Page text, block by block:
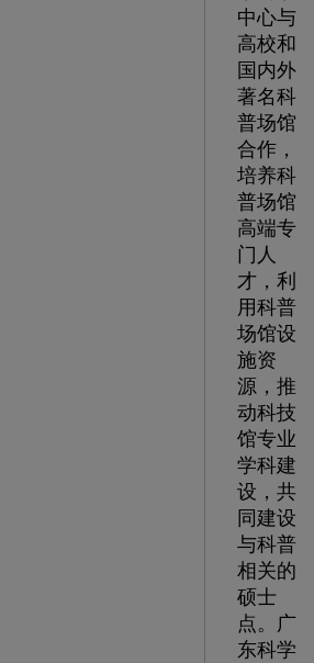
中心与
高校和
国内外
著名科
普场馆
合作，
培养科
普场馆
高端专
门人
才，利
用科普
场馆设
施资
源，推
动科技
馆专业
学科建
设，共
同建设
与科普
相关的
硕士
点。广
东科学